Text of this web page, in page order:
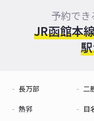
予約でき
JR函館本
長万部 二
熱郛 目